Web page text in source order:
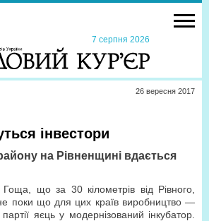
7 серпня 2026
26 вересня 2017
інвестори
на Рівненщині вдається
що за 30 кілометрів від Рівного,
поки що для цих країв виробництво —
яєць у модернізований інкубатор.